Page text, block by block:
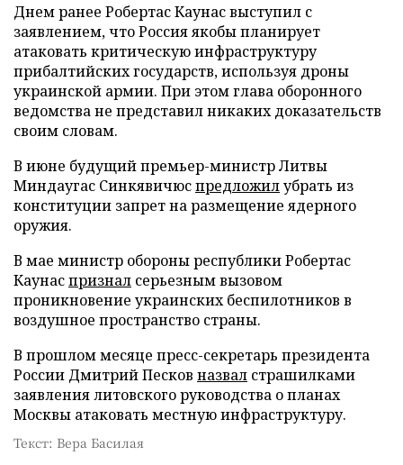
Днем ранее Робертас Каунас выступил с
заявлением, что Россия якобы планирует
атаковать критическую инфраструктуру
прибалтийских государств, используя дроны
украинской армии. При этом глава оборонного
ведомства не представил никаких доказательств
своим словам.
В июне будущий премьер-министр Литвы
Миндаугас Синкявичюспредложилубрать из
конституции запрет на размещение ядерного
оружия.
В мае министр обороны республики Робертас
Каунаспризнал серьезным вызовом
проникновение украинских беспилотников в
воздушное пространство страны.
В прошлом месяце пресс-секретарь президента
России Дмитрий Песков назвал страшилками
заявления литовского руководства о планах
Москвы атаковать местную инфраструктуру.
Текст: Вера Басилая